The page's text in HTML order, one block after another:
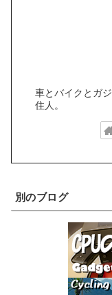
車とバイクとガ
住人。
別のブログ